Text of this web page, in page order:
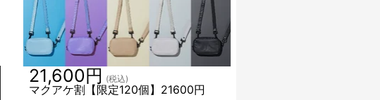
マクアケ割【限定120個】21600円
21,600円 (税込)